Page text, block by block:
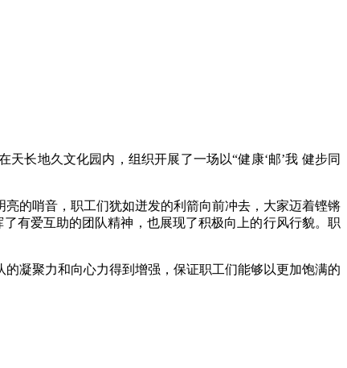
长地久文化园内，组织开展了一场以“健康‘邮’我 健步同
的哨音，职工们犹如迸发的利箭向前冲去，大家迈着铿锵
有爱互助的团队精神，也展现了积极向上的行风行貌。职
凝聚力和向心力得到增强，保证职工们能够以更加饱满的